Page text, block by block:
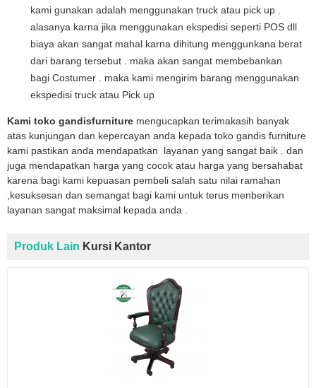
kami gunakan adalah menggunakan truck atau pick up .
alasanya karna jika menggunakan ekspedisi seperti POS dll
biaya akan sangat mahal karna dihitung menggunkana berat
dari barang tersebut . maka akan sangat membebankan
bagi Costumer . maka kami mengirim barang menggunakan
ekspedisi truck atau Pick up
Kami toko gandisfurniture mengucapkan terimakasih banyak
atas kunjungan dan kepercayan anda kepada toko gandis furniture
kami pastikan anda mendapatkan layanan yang sangat baik . dan
juga mendapatkan harga yang cocok atau harga yang bersahabat
karena bagi kami kepuasan pembeli salah satu nilai ramahan
,kesuksesan dan semangat bagi kami untuk terus menberikan
layanan sangat maksimal kepada anda .
Produk Lain Kursi Kantor